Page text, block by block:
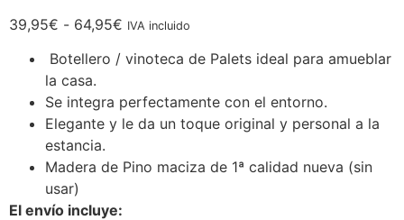
39,95€ - 64,95€ IVA incluido
Botellero / vinoteca de Palets ideal para amueblar
la casa.
Se integra perfectamente con el entorno.
Elegante y le da un toque original y personal a la
estancia.
Madera de Pino maciza de 1ª calidad nueva (sin
usar)
El envío incluye: